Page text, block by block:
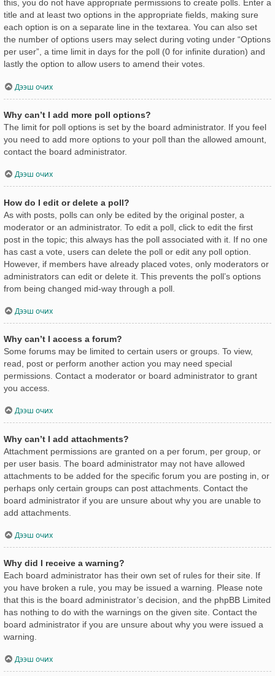
this, you do not have appropriate permissions to create polls. Enter a
title and at least two options in the appropriate fields, making sure
each option is on a separate line in the textarea. You can also set
the number of options users may select during voting under “Options
per user”, a time limit in days for the poll (0 for infinite duration) and
lastly the option to allow users to amend their votes.
Дээш очих
Why can’t I add more poll options?
The limit for poll options is set by the board administrator. If you feel
you need to add more options to your poll than the allowed amount,
contact the board administrator.
Дээш очих
How do I edit or delete a poll?
As with posts, polls can only be edited by the original poster, a
moderator or an administrator. To edit a poll, click to edit the first
post in the topic; this always has the poll associated with it. If no one
has cast a vote, users can delete the poll or edit any poll option.
However, if members have already placed votes, only moderators or
administrators can edit or delete it. This prevents the poll’s options
from being changed mid-way through a poll.
Дээш очих
Why can’t I access a forum?
Some forums may be limited to certain users or groups. To view,
read, post or perform another action you may need special
permissions. Contact a moderator or board administrator to grant
you access.
Дээш очих
Why can’t I add attachments?
Attachment permissions are granted on a per forum, per group, or
per user basis. The board administrator may not have allowed
attachments to be added for the specific forum you are posting in, or
perhaps only certain groups can post attachments. Contact the
board administrator if you are unsure about why you are unable to
add attachments.
Дээш очих
Why did I receive a warning?
Each board administrator has their own set of rules for their site. If
you have broken a rule, you may be issued a warning. Please note
that this is the board administrator’s decision, and the phpBB Limited
has nothing to do with the warnings on the given site. Contact the
board administrator if you are unsure about why you were issued a
warning.
Дээш очих